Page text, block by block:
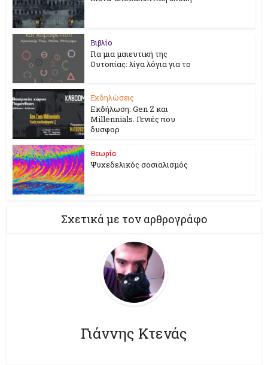
Βιβλίο
Για μια μαιευτική της
Ουτοπίας: λίγα λόγια για το
Εκδηλώσεις
Εκδήλωση: Gen Z και
Millennials. Γενιές που
δυσφορ
Θεωρία
Ψυχεδελικός σοσιαλισμός
Σχετικά με τον αρθρογράφο
Γιάννης Κτενάς